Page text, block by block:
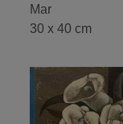
Mar
30 x 40 cm